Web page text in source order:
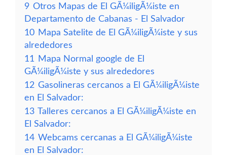
9 Otros Mapas de El GÃ¼iligÃ¼iste en
Departamento de Cabanas - El Salvador
10 Mapa Satelite de El GÃ¼iligÃ¼iste y sus
alrededores
11
Mapa Normal google de El
GÃ¼iligÃ¼iste y sus alrededores
12 Gasolineras cercanos a El GÃ¼iligÃ¼iste
en El Salvador:
13 Talleres cercanos a El GÃ¼iligÃ¼iste en
El Salvador:
14 Webcams cercanas a El GÃ¼iligÃ¼iste
en El Salvador: